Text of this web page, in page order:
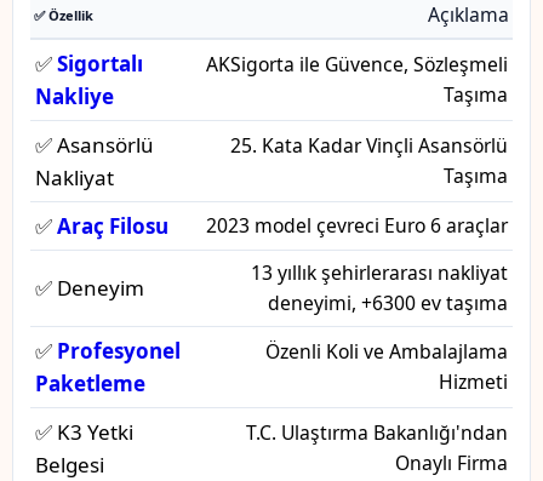
✅ Özellik Açıklama
✅Sigortalı
Nakliye
AKSigorta ile Güvence, Sözleşmeli
Taşıma
✅ Asansörlü
Nakliyat
25. Kata Kadar Vinçli Asansörlü
Taşıma
✅Araç Filosu 2023 model çevreci Euro 6 araçlar
✅ Deneyim
13 yıllık şehirlerarası nakliyat
deneyimi, +6300 ev taşıma
✅ Profesyonel
Paketleme
Özenli Koli ve Ambalajlama
Hizmeti
✅ K3 Yetki
Belgesi
T.C. Ulaştırma Bakanlığı'ndan
Onaylı Firma